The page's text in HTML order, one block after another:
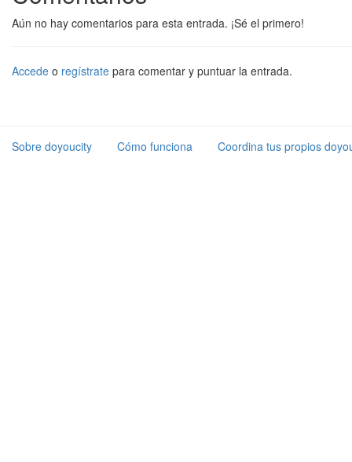
Aún no hay comentarios para esta entrada. ¡Sé el primero!
Accede o regístrate para comentar y puntuar la entrada.
Sobre doyoucity Cómo funciona Coordina tus propios